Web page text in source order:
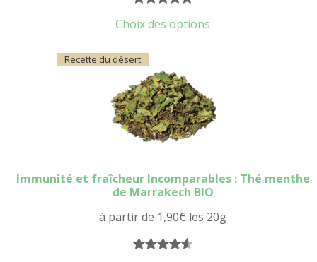
sur 5
notations
client
Choix des options
Recette du désert
Immunité et fraîcheur Incomparables : Thé menthe
de Marrakech BIO
à partir de 1,90€ les 20g